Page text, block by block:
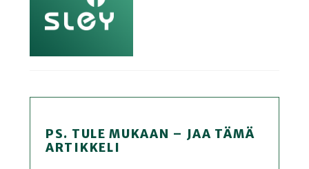
PS. TULE MUKAAN – JAA TÄMÄ
ARTIKKELI